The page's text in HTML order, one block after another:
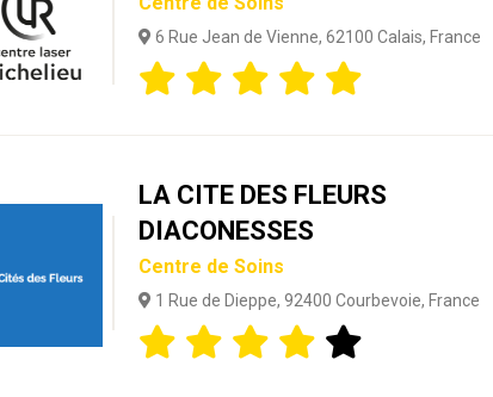
6 Rue Jean de Vienne, 62100 Calais, France
LA CITE DES FLEURS
DIACONESSES
Centre de Soins
1 Rue de Dieppe, 92400 Courbevoie, France